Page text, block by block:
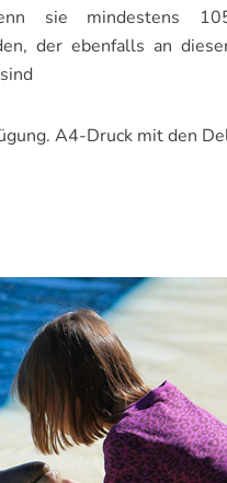
sie mindestens
der ebenfalls an
A4-Druck mit den